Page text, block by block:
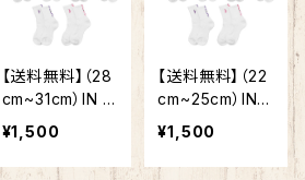
品/バスケシュー
ズ/バッシュ/アス
ーニング)
ス ITP25730
【送料無料】（28
cm~31cm）IN T
HE PAINT イン
ザペイント ITP1
9332W ソック
¥1,500
【送料無料】（22
cm~25cm）IN T
HE PAINT イン
ザペイント ITP1
9332W ソック
¥1,500